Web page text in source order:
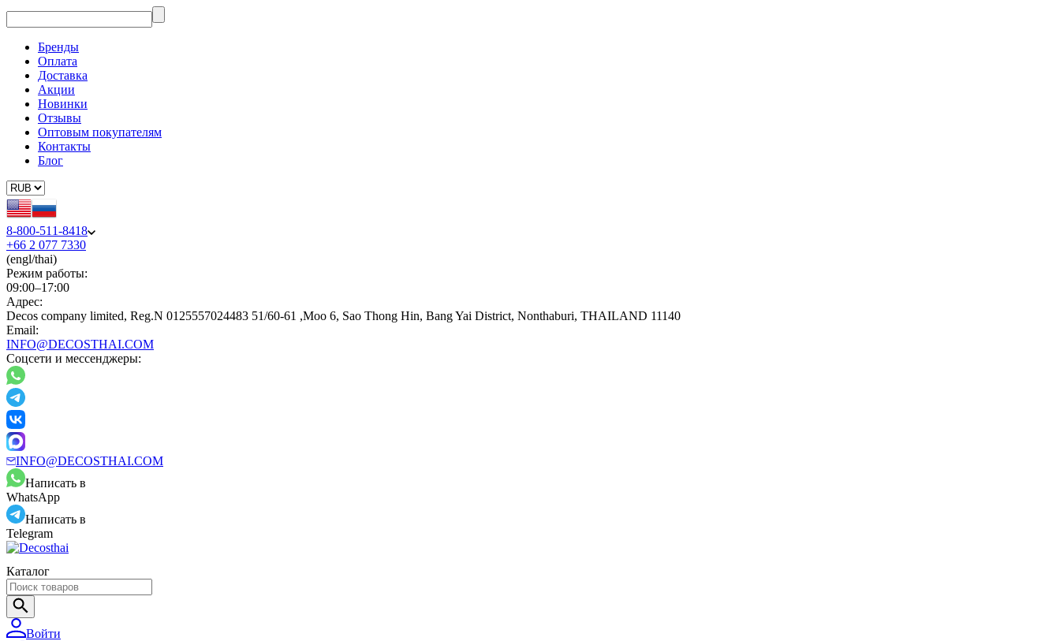
Бренды
Оплата
Доставка
Акции
Новинки
Отзывы
Оптовым покупателям
Контакты
Блог
8-800-511-8418
+66 2 077 7330
(engl/thai)
Режим работы:
09:00–17:00
Адрес:
Decos company limited, Reg.N 0125557024483 51/60-61 ,Moo 6, Sao Thong Hin, Bang Yai District, Nonthaburi, THAILAND 11140
Email:
INFO@DECOSTHAI.COM
Соцсети и мессенджеры:
INFO@DECOSTHAI.COM
Написать в
WhatsApp
Написать в
Telegram
Каталог
Войти